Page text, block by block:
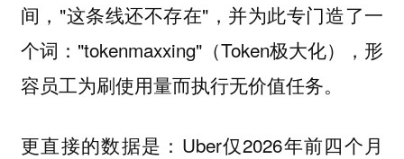
间，"这条线还不存在"，并为此专门造了一
个词："tokenmaxxing"（Token极大化），形
容员工为刷使用量而执行无价值任务。
更直接的数据是：Uber仅2026年前四个月